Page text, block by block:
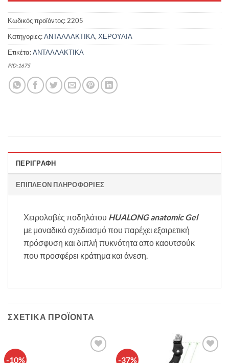
Κωδικός προϊόντος: 2205
Κατηγορίες:ΑΝΤΑΛΛΑΚΤΙΚΑ, ΧΕΡΟΥΛΙΑ
Ετικέτα:ΑΝΤΑΛΛΑΚΤΙΚΑ
PID:1675
ΠΕΡΙΓΡΑΦΉ
ΕΠΙΠΛΈΟΝ ΠΛΗΡΟΦΟΡΊΕΣ
Χειρολαβές ποδηλάτου HUALONG anatomic Gel
με μοναδικό σχεδιασμό που παρέχει εξαιρετική
πρόσφυση και διπλή πυκνότητα απο καουτσούκ
που προσφέρει κράτημα και άνεση.
ΣΧΕΤΙΚΆ ΠΡΟΪΌΝΤΑ
-10% -37%
Πρόσθήκη